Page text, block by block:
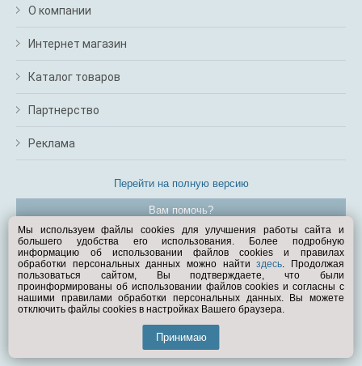
О компании
Интернет магазин
Каталог товаров
Партнерство
Реклама
Перейти на полную версию
Вам помочь?
© Exist.ru 1998—2026
Мы используем файлы cookies для улучшения работы сайта и
большего удобства его использования. Более подробную
информацию об использовании файлов cookies и правилах
обработки персональных данных можно найтиздесь. Продолжая
пользоваться сайтом, Вы подтверждаете, что были
проинформированы об использовании файлов cookies и согласны с
нашими правилами обработки персональных данных. Вы можете
отключить файлы cookies в настройках Вашего браузера.
Принимаю